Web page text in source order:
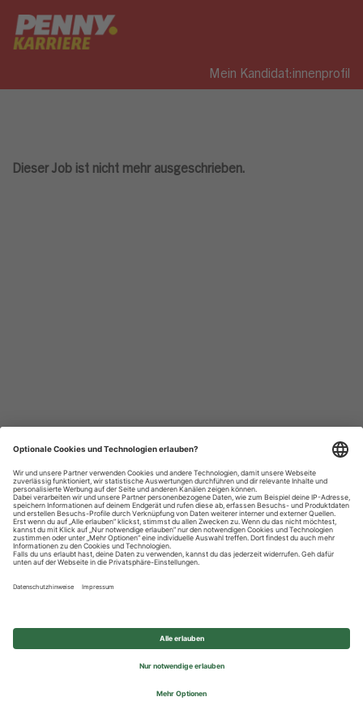
Mein Kandidat:innenprofil
Dieser Job ist nicht mehr ausgeschrieben.
Datenschutzhinweise
Impressum
Privatsphäre-Einstellungen
© 2026 REWE Group - All rights reserved